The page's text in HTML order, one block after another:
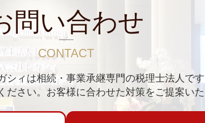
問い合わせ
CONTACT
シィは相続・事業承継専門の税理士法人です
ださい。 お客様に合わせた対策をご提案い